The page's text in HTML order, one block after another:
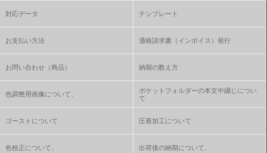
対応データ テンプレート
お支払い方法 適格請求書（インボイス）発行
お問い合わせ（商品） 納期の数え方
色調整用画像について、
ポケットフォルダーの本文中綴じについ
て
ゴーストについて 圧着加工について
色校正について、 出荷後の納期について、